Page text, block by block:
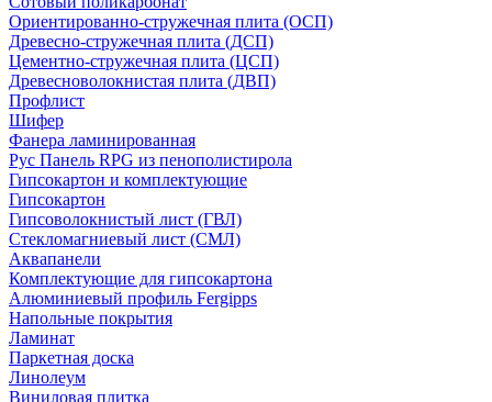
Ориентированно-стружечная плита (ОСП)
Древесно-стружечная плита (ДСП)
Цементно-стружечная плита (ЦСП)
Древесноволокнистая плита (ДВП)
Профлист
Шифер
Фанера ламинированная
Рус Панель RPG из пенополистирола
Гипсокартон и комплектующие
Гипсокартон
Гипсоволокнистый лист (ГВЛ)
Стекломагниевый лист (СМЛ)
Аквапанели
Комплектующие для гипсокартона
Алюминиевый профиль Fergipps
Напольные покрытия
Ламинат
Паркетная доска
Линолеум
Виниловая плитка